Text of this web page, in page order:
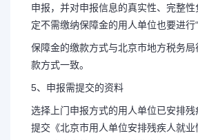
申报，并对申报信息的真实性、完整
定不需缴纳保障金的用人单位也要进行“
保障金的缴款方式与北京市地方税务
款方式一致。
5、申报需提交的资料
选择上门申报方式的用人单位已安排
提交《北京市用人单位安排残疾人就业